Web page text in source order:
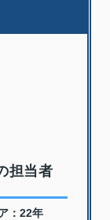
担当者
：22年